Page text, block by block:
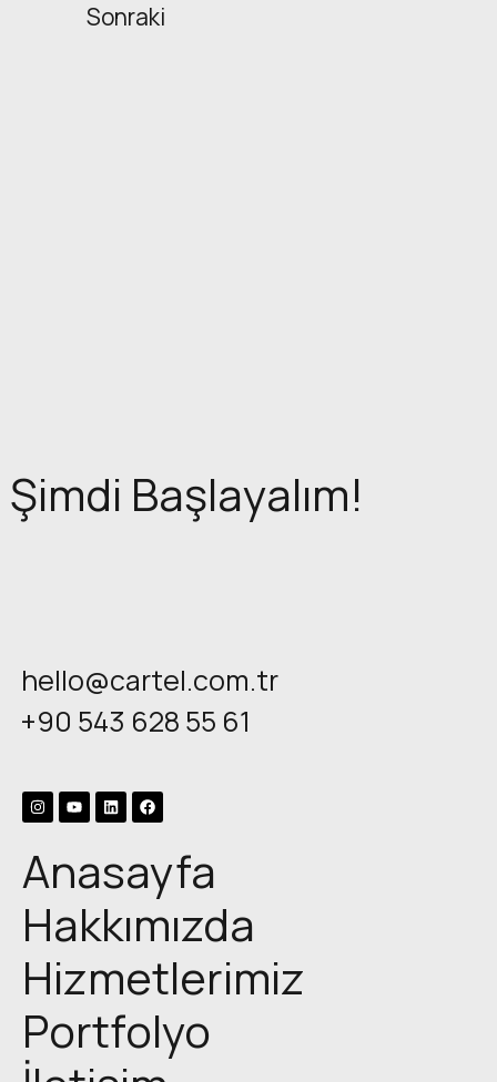
Sonraki
Şimdi Başlayalım!
hello@cartel.com.tr
+90 543 628 55 61
Anasayfa
Hakkımızda
Hizmetlerimiz
Portfolyo